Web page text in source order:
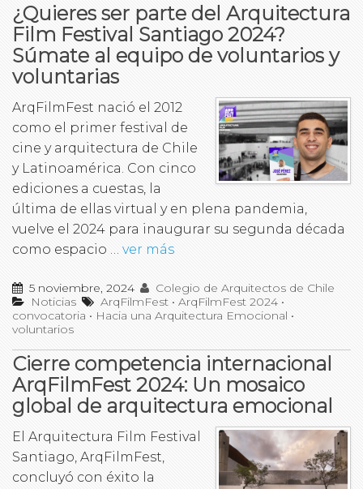
¿Quieres ser parte del Arquitectura
Film Festival Santiago 2024?
Súmate al equipo de voluntarios y
voluntarias
ArqFilmFest nació el 2012
como el primer festival de
cine y arquitectura de Chile
y Latinoamérica. Con cinco
ediciones a cuestas, la
última de ellas virtual y en plena pandemia,
vuelve el 2024 para inaugurar su segunda década
como espacio … ver más
5 noviembre, 2024
Colegio de Arquitectos de Chile
Noticias
ArqFilmFest •ArqFilmFest 2024 •
convocatoria • Hacia una Arquitectura Emocional •
voluntarios
Cierre competencia internacional
ArqFilmFest 2024: Un mosaico
global de arquitectura emocional
El Arquitectura Film Festival
Santiago, ArqFilmFest,
concluyó con éxito la